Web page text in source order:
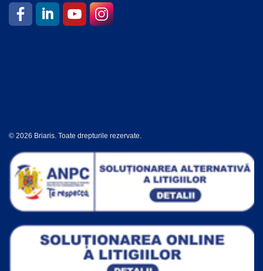
© 2026 Briaris. Toate drepturile rezervate.